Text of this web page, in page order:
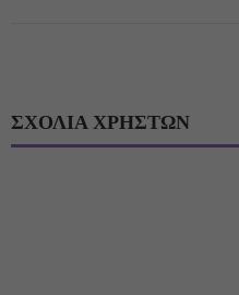
ΣΧΟΛΙΑ ΧΡΗΣΤΩΝ